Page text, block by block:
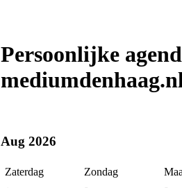
Persoonlijke
Aug 2026
Zaterdag Zondag